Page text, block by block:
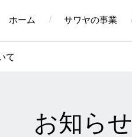
ホーム サワヤの事業
て
お知らせ